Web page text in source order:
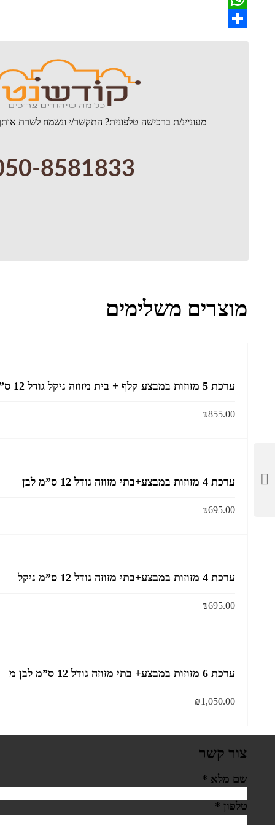
WhatsApp
מעוניינ/ת ברכישה טלפונית? התקשר/י ונשמח לשרת
8581833
מוצרים משלימים
ערכת 5 מזוזות במבצע קלף + בית מזוזה ניקל גודל 12 ס”מ
₪855.00
ערכת 4 מזוזות במבצע+בתי מזוזה גודל 12 ס”מ לבן
₪695.00
ערכת 4 מזוזות במבצע+בתי מזוזה גודל 12 ס”מ ניקל
₪695.00
ערכת 6 מזוזות במבצע+ בתי מזוזה גודל 12 ס”מ לבן מ
₪1,050.00
צור קשר
שם מלא *
טלפון *